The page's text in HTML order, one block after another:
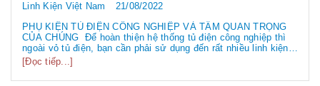
Linh Kiện Việt Nam
21/08/2022
PHỤ KIỆN TỦ ĐIỆN CÔNG NGHIỆP VÀ TẦM QUAN TRỌNG
CỦA CHÚNG Để hoàn thiện hệ thống tủ điện công nghiệp thì
ngoài vỏ tủ điện, bạn cần phải sử dụng đến rất nhiều linh kiện
tủ điện công nghiệp khác nhau. Vậy các loại phụ kiện tủ điện
công nghiệp bao gồm những gì? Chúng có tác dụng như thế
nào hãy...
[Đọc tiếp...]